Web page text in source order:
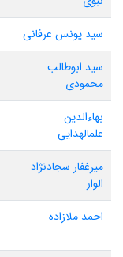
سید یونس عرفانی
سید ابوطالب
محمودی
بهاءالدین
علمالهدایی
میرغفار سجادنژاد
الوار
احمد ملازاده